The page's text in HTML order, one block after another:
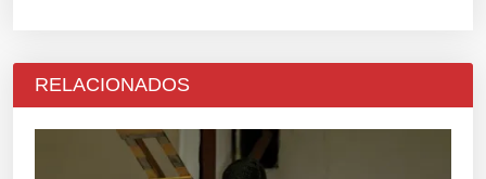
RELACIONADOS